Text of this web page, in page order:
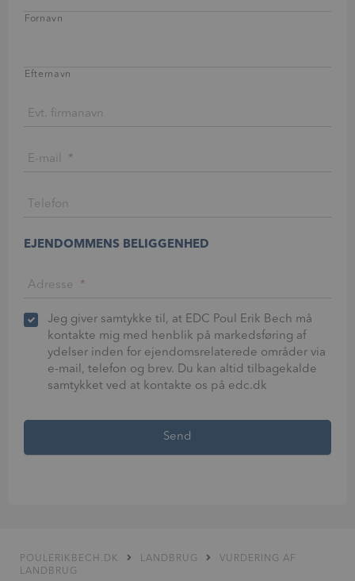
Fornavn
Efternavn
Evt. firmanavn
E-mail *
Telefon
EJENDOMMENS BELIGGENHED
Adresse *
Jeg giver samtykke til, at EDC Poul Erik Bech må
kontakte mig med henblik på markedsføring af
ydelser inden for ejendomsrelaterede områder via
e-mail, telefon og brev. Du kan altid tilbagekalde
samtykket ved at kontakte os på edc.dk
POULERIKBECH.DK LANDBRUG
VURDERING AF
LANDBRUG